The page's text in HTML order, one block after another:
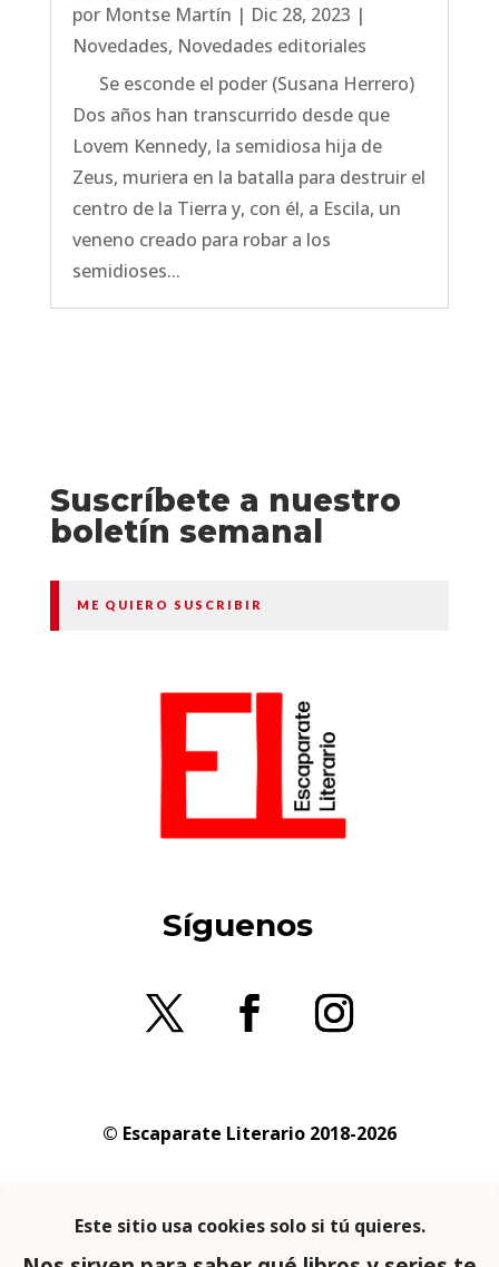
por Montse Martín | Dic 28, 2023 |
Novedades, Novedades editoriales
Se esconde el poder (Susana Herrero)
Dos años han transcurrido desde que
Lovem Kennedy, la semidiosa hija de
Zeus, muriera en la batalla para destruir el
centro de la Tierra y, con él, a Escila, un
veneno creado para robar a los
semidioses...
Suscríbete a nuestro
boletín semanal
ME QUIERO SUSCRIBIR
Síguenos
© Escaparate Literario 2018-2026
privacidad